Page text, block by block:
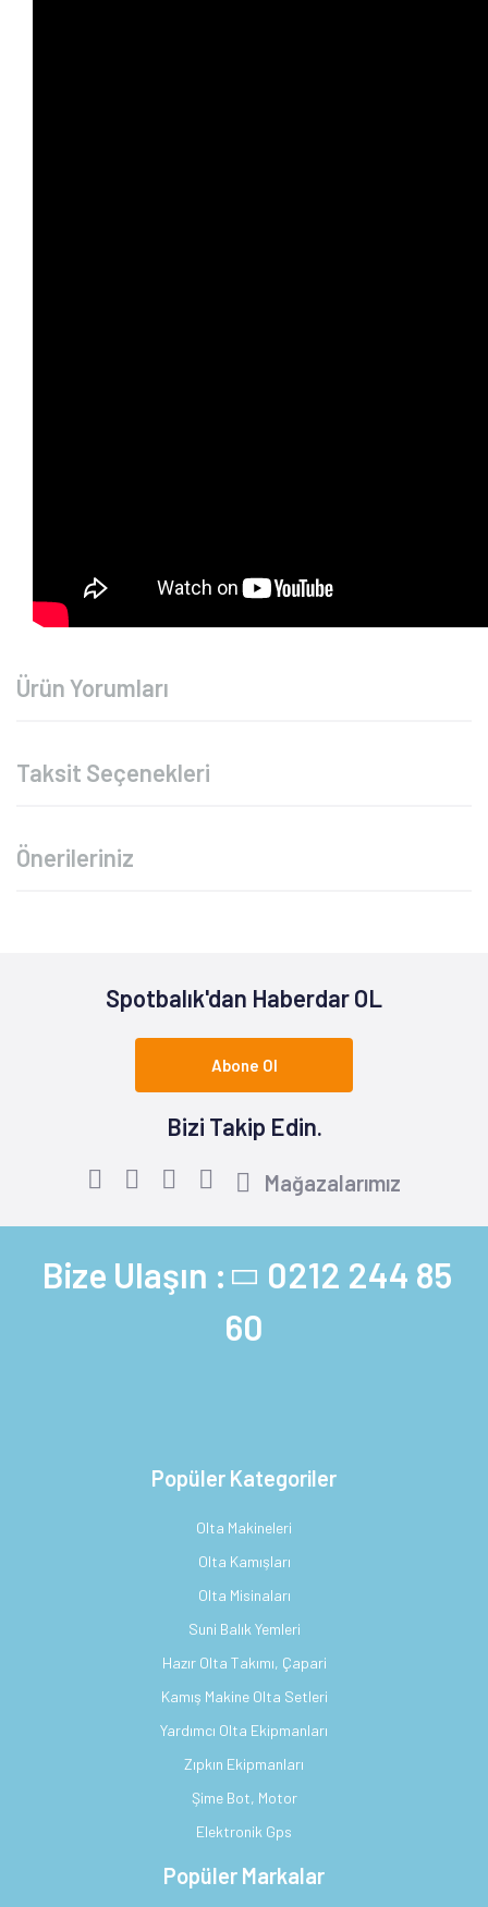
Ürün Yorumları
Taksit Seçenekleri
Önerileriniz
Spotbalık'dan Haberdar OL
Abone Ol
Bizi Takip Edin.
Mağazalarımız
Bize Ulaşın : 0212 244 85
60
Popüler Kategoriler
Olta Makineleri
Olta Kamışları
Olta Misinaları
Suni Balık Yemleri
Hazır Olta Takımı, Çapari
Kamış Makine Olta Setleri
Yardımcı Olta Ekipmanları
Zıpkın Ekipmanları
Şime Bot, Motor
Elektronik Gps
Popüler Markalar